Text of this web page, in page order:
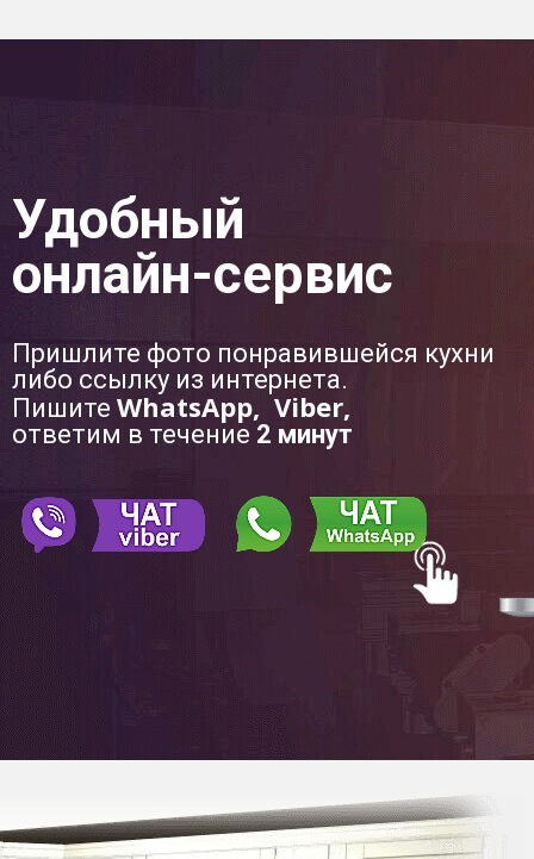
Удобный
онлайн-сервис
Пришлите фото понравившейся кухни
либо ссылку из интернета.
Пишите WhatsApp, Viber,
ответим в течение 2 минут